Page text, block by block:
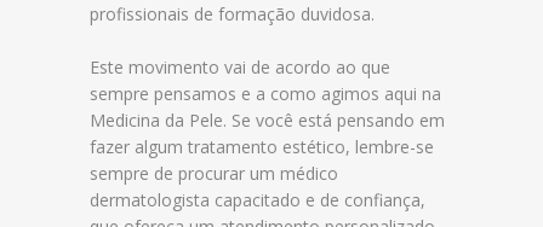
profissionais de formação duvidosa.
Este movimento vai de acordo ao que
sempre pensamos e a como agimos aqui na
Medicina da Pele. Se você está pensando em
fazer algum tratamento estético, lembre-se
sempre de procurar um médico
dermatologista capacitado e de confiança,